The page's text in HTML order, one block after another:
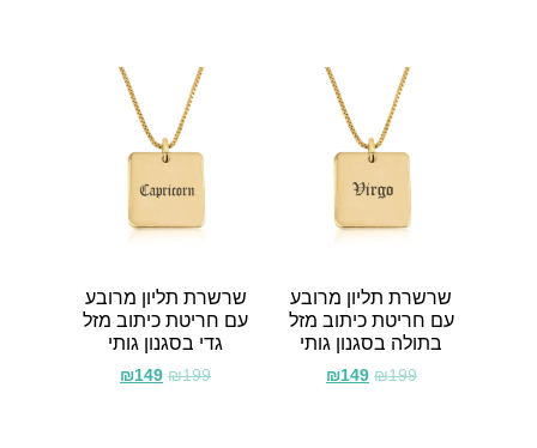
שרשרת תליון מרובע
עם חריטת כיתוב מזל
בתולה בסגנון גותי
₪199
₪149
שרשרת תליון מרובע
עם חריטת כיתוב מזל
גדי בסגנון גותי
₪199
₪149